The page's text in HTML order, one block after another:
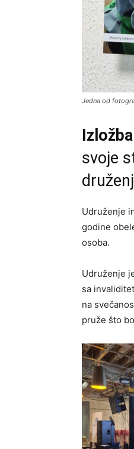
Jedna od
svoje
Udruženje
godine
osoba.
Udruženje
sa
na
pruže što